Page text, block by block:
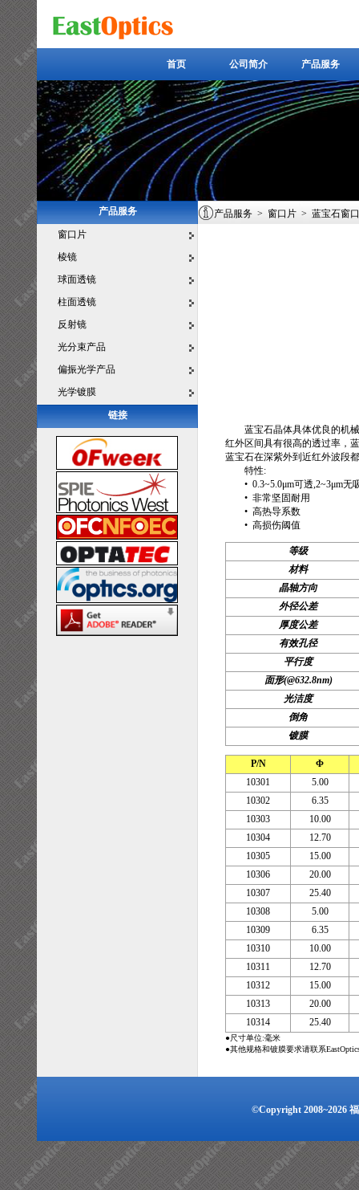
首页
首页
公司简介
公司简介
产品服务
产品服务
产品服务
窗口片
棱镜
球面透镜
柱面透镜
反射镜
光分束产品
偏振光学产品
光学镀膜
链接
产品服务 > 窗口片 > 蓝宝石窗
蓝宝石晶体具体优良的机
红外区间具有很高的透过率，
蓝宝石在深紫外到近红外波段
特性:
• 0.3~5.0μm可透,2~3μm无
• 非常坚固耐用
• 高热导系数
• 高损伤阈值
等级
材料
晶轴方向
外径公差
厚度公差
有效孔径
平行度
面形(@632.8nm)
光洁度
倒角
镀膜
P/N
Φ
10301
5.00
10302
6.35
10303
10.00
10304
12.70
10305
15.00
10306
20.00
10307
25.40
10308
5.00
10309
6.35
10310
10.00
10311
12.70
10312
15.00
10313
20.00
10314
25.40
●尺寸单位:毫米
●其他规格和镀膜要求请联系
©Copyright 2008~2026